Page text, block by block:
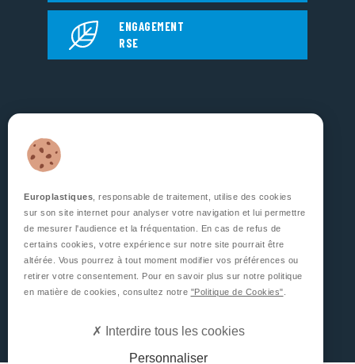
5, Rue Jean Dausset
Zone d’Activité des Grands Prés
53810 CHANGÉ
SUIVEZ NOUS
CONTACTEZ-NOUS
ENGAGEMENT
RSE
Europlastiques , responsable de traitement, utilise des cookies
sur son site internet pour analyser votre navigation et lui permettre
de mesurer l'audience et la fréquentation. En cas de refus de
certains cookies, votre expérience sur notre site pourrait être
altérée. Vous pourrez à tout moment modifier vos préférences ou
retirer votre consentement. Pour en savoir plus sur notre politique
en matière de cookies, consultez notre "Politique de Cookies"
Personnaliser
Interdire tous les cookies